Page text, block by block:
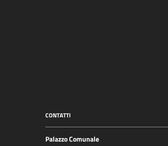
CONTATTI
Palazzo Comunale